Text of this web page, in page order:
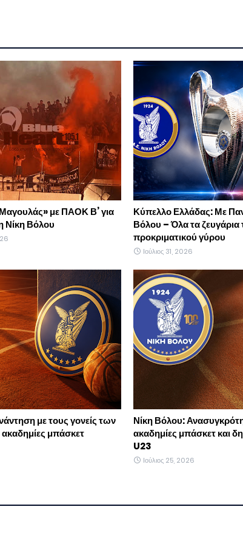
με ΠΑΟΚ Β’ για
Νίκη Βόλου
Κύπελλο Ελλάδας: Με
Βόλου – Όλα τα ζευγάρια
προκριματικού γύρου
Ιούλιος 31, 2026
με τους γονείς των
ακαδημίες μπάσκετ
Νίκη Βόλου:
ακαδημίες μπάσκετ και
U23
Ιούλιος 25, 2026